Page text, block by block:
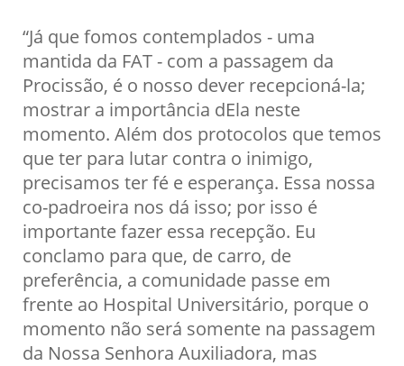
“Já que fomos contemplados - uma
mantida da FAT - com a passagem da
Procissão, é o nosso dever recepcioná-la;
mostrar a importância dEla neste
momento. Além dos protocolos que temos
que ter para lutar contra o inimigo,
precisamos ter fé e esperança. Essa nossa
co-padroeira nos dá isso; por isso é
importante fazer essa recepção. Eu
conclamo para que, de carro, de
preferência, a comunidade passe em
frente ao Hospital Universitário, porque o
momento não será somente na passagem
da Nossa Senhora Auxiliadora, mas